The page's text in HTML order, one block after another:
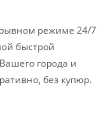
режиме 24/7
быстрой
города и
без купюр.